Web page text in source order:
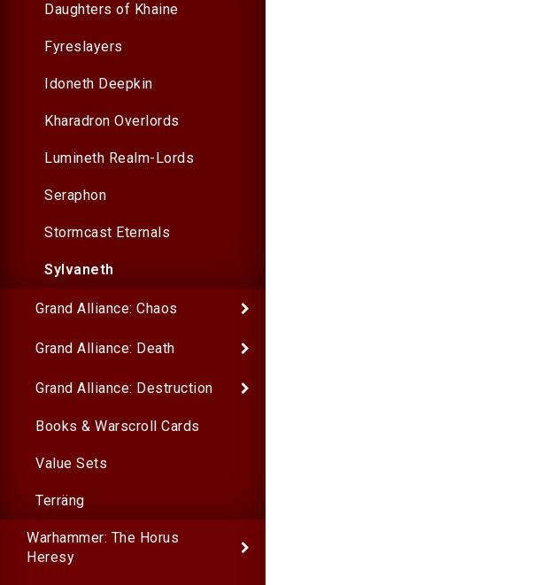
Daughters of Khaine
Fyreslayers
Idoneth Deepkin
Kharadron Overlords
Lumineth Realm-Lords
Seraphon
Stormcast Eternals
Sylvaneth
Grand Alliance: Chaos
Grand Alliance: Death
Grand Alliance: Destruction
Books & Warscroll Cards
Value Sets
Terräng
Warhammer: The Horus
Heresy